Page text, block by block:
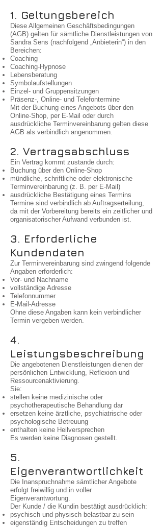
1. Geltungsbereich
Diese Allgemeinen Geschäftsbedingungen
(AGB) gelten für sämtliche Dienstleistungen von
Sandra Sens (nachfolgend „Anbieterin“) in den
Bereichen:
Coaching
Coaching-Hypnose
Lebensberatung
Symbolaufstellungen
Einzel- und Gruppensitzungen
Präsenz-, Online- und Telefontermine
Mit der Buchung eines Angebots über den
Online-Shop, per E-Mail oder durch
ausdrückliche Terminvereinbarung gelten diese
AGB als verbindlich angenommen.
2. Vertragsabschluss
Ein Vertrag kommt zustande durch:
Buchung über den Online-Shop
mündliche, schriftliche oder elektronische
Terminvereinbarung (z. B. per E-Mail)
ausdrückliche Bestätigung eines Termins
Termine sind verbindlich ab Auftragserteilung,
da mit der Vorbereitung bereits ein zeitlicher und
organisatorischer Aufwand verbunden ist.
3. Erforderliche
Kundendaten
Zur Terminvereinbarung sind zwingend folgende
Angaben erforderlich:
Vor- und Nachname
vollständige Adresse
Telefonnummer
E-Mail-Adresse
Ohne diese Angaben kann kein verbindlicher
Termin vergeben werden.
4.
Leistungsbeschreibung
Die angebotenen Dienstleistungen dienen der
persönlichen Entwicklung, Reflexion und
Ressourcenaktivierung.
Sie:
stellen keine medizinische oder
psychotherapeutische Behandlung dar
ersetzen keine ärztliche, psychiatrische oder
psychologische Betreuung
enthalten keine Heilversprechen
Es werden keine Diagnosen gestellt.
5.
Eigenverantwortlichkeit
Die Inanspruchnahme sämtlicher Angebote
erfolgt freiwillig und in voller
Eigenverantwortung.
Der Kunde / die Kundin bestätigt ausdrücklich:
psychisch und physisch belastbar zu sein
eigenständig Entscheidungen zu treffen